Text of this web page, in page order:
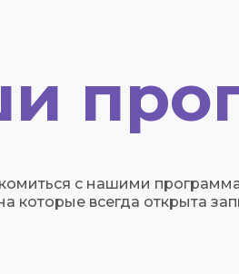
с нашими
которые всегда открыта